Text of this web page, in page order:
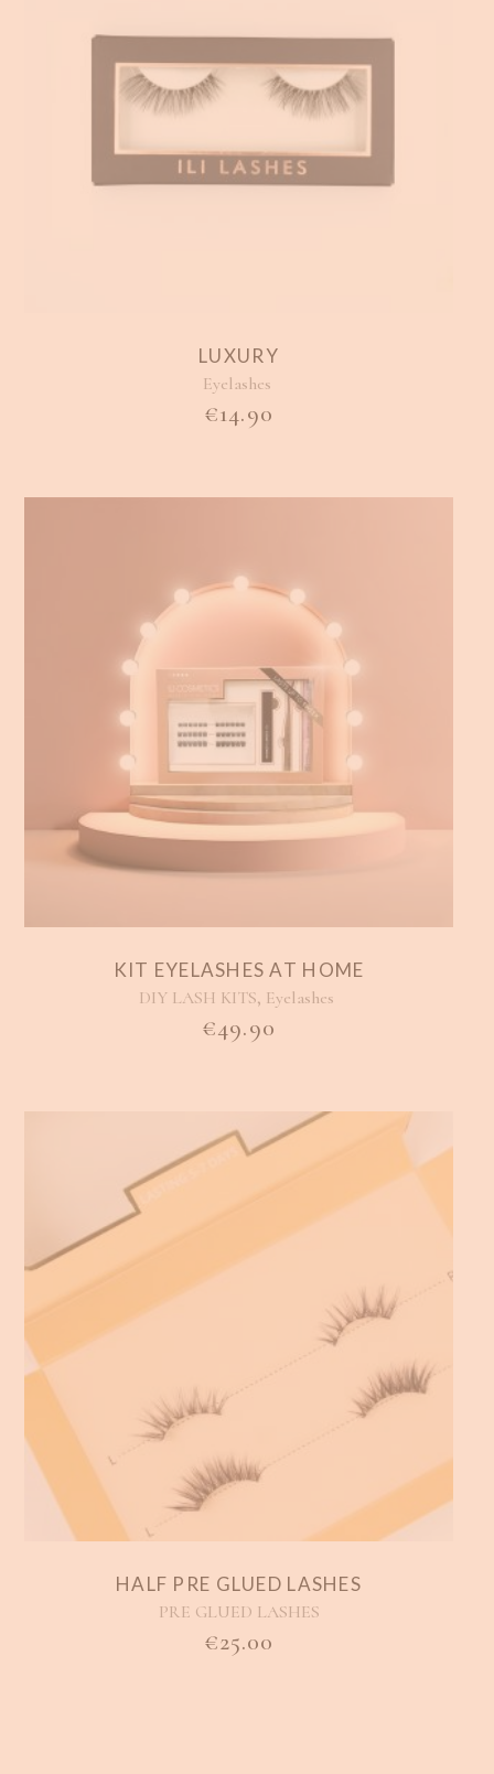
LUXURY
Eyelashes
€14.90
KIT EYELASHES AT HOME
DIY LASH KITS, Eyelashes
€49.90
HALF PRE GLUED LASHES
PRE GLUED LASHES
€25.00